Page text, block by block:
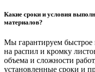
Какие сроки и условия
материалов?
Мы гарантируем быстрое
на распил и кромку
объема и сложности
установленные сроки и